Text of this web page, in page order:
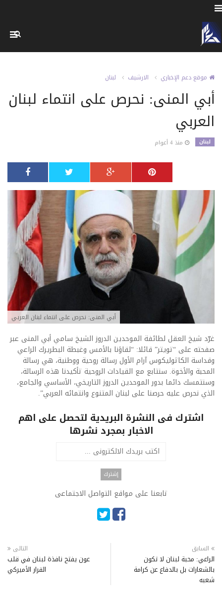
موقع دعم الإخباري الارشيف لبنان
أبي المنى: نحرص على انتماء لبنان
العربي
لبنان منذ 4 أعوام
أبي المنى: نحرص على انتماء لبنان العربي
غرّد شيخ العقل لطائفة الموحدين الدروز الشيخ سامي أبي المنى عبر
صفحته على “تويتر” قائلا: “لقاؤنا بالأمس وغبطة البطريرك الراعي
وقداسة الكاثوليكوس آرام الأول رسالة روحية ووطنية، هي رسالة
المحبة والأخوة. سنتابع مع القيادات الروحية تأكيدنا هذه الرسالة،
وسنتمسك دائما بدور الموحدين الدروز التاريخي، الأساسي والجامع،
الذي نحرص عليه حرصنا على لبنان المتنوع وانتمائه العربي”.
اشترك فى النشرة البريدية لتحصل على اهم
الاخبار بمجرد نشرها
تابعنا على مواقع التواصل الاجتماعى
السابق
الراعي: محبة لبنان لا تكون
بالشعارات بل بالدفاع عن كرامة
شعبه
التالى
عون يفتح نافذة لبنان في قلب
القرار الأميركي